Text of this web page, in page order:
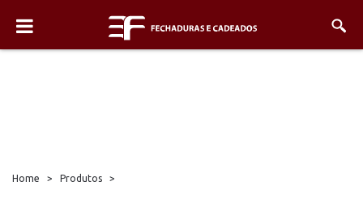
Home > Produtos >